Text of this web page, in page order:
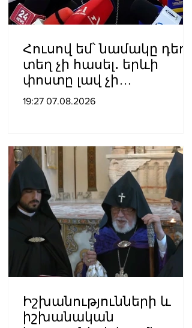
Հուսով եմ՝ նամակը դեռ
տեղ չի հասել․ երևի
փոստը լավ չի
աշխատում․ Նաթան
պատրիարքի լռության
մասին
19:27 07.08.2026
Իշխանությունների և
իշխանական